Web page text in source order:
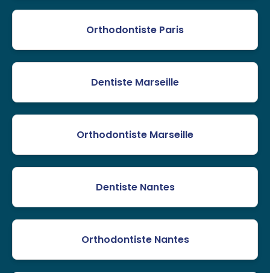
Orthodontiste Paris
Dentiste Marseille
Orthodontiste Marseille
Dentiste Nantes
Orthodontiste Nantes